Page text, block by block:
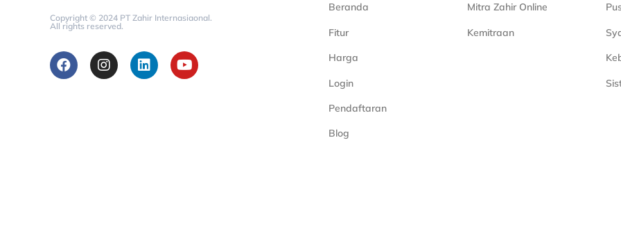
Copyright © 2024 PT Zahir Internasiaonal.
All rights reserved.
Beranda
Fitur
Harga
Login
Pendaftaran
Blog
Mitra Zahir Online
Kemitraan